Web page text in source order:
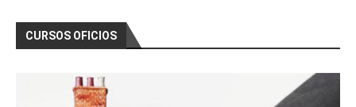
CURSOS OFICIOS